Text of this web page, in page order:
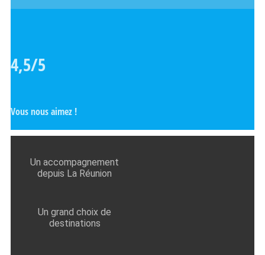
4,5/5
Vous nous aimez !
Un accompagnement
depuis La Réunion
Un grand choix de
destinations